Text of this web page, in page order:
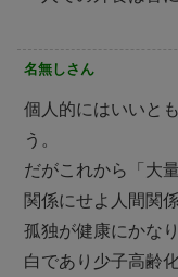
名無しさん
個人的にはいいと
う。
だがこれから「大
関係にせよ人間関
孤独が健康にかな
白であり少子高齢